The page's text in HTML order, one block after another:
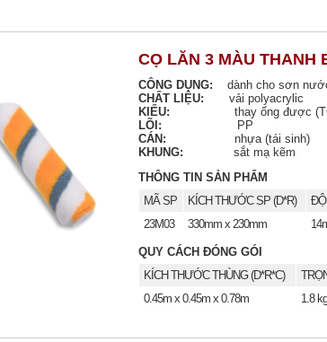
CỌ LĂN 3 MÀU THANH
CÔNG DỤNG: dành cho sơn
CHẤT LIỆU: vải polyacrylic
KIỂU: thay ống được
LÕI:
PP
CÁN: nhựa (tái sinh)
KHUNG:
sắt mạ kẽm
THÔNG TIN SẢN PHẨM
MÃ SP
KÍCH THƯỚC SP (D*R) ĐỘ
23M03
330mm x 230mm
QUY CÁCH ĐÓNG GÓI
KÍCH THƯỚC THÙNG (D*R*C)
0.45m x 0.45m x 0.78m
1.8 kg